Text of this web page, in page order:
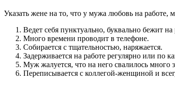
Указать жене на то, что у мужа любовь на работе,
Ведет себя пунктуально, буквально бежит
Много времени проводит в телефоне.
Собирается с тщательностью, наряжается.
Задерживается на работе регулярно или по
Муж жалуется, что на него свалилось много
Переписывается с коллегой-женщиной и